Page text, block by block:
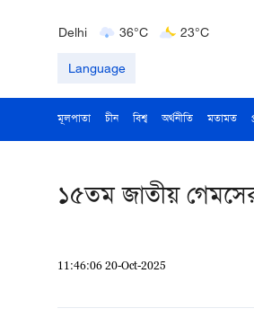
Delhi
36°C
23°C
Language
মূলপাতা চীন বিশ্ব অর্থনীতি মতামত
১৫তম জাতীয়
11:46:06 20-Oct-2025